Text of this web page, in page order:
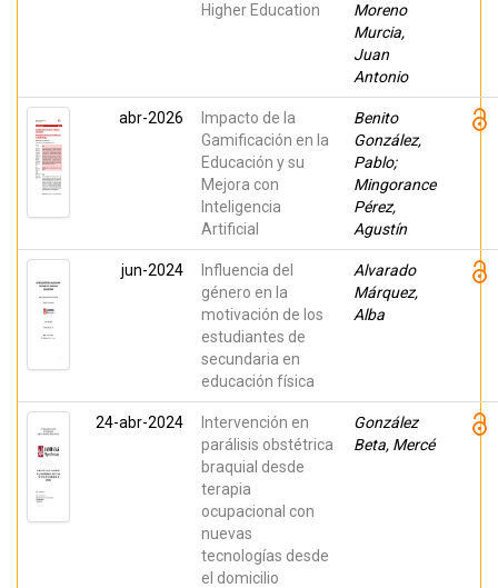
Higher Education
Moreno
Murcia,
Juan
Antonio
abr-2026
Impacto de la
Gamificación en la
Educación y su
Mejora con
Inteligencia
Artificial
Benito
González,
Pablo;
Mingorance
Pérez,
Agustín
jun-2024
Influencia del
género en la
motivación de los
estudiantes de
secundaria en
educación física
Alvarado
Márquez,
Alba
24-abr-2024
Intervención en
parálisis obstétrica
braquial desde
terapia
ocupacional con
nuevas
tecnologías desde
el domicilio
González
Beta, Mercé